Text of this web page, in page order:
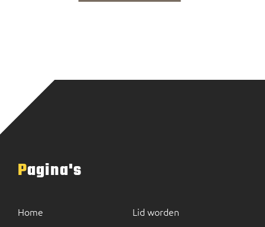
Pagina's
Home Lid worden